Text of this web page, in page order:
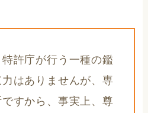
許庁が行う一種の鑑
はありませんが、専
すから、事実上、尊